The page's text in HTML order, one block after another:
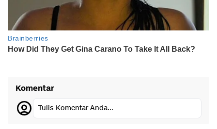
Komentar
Tulis Komentar Anda...